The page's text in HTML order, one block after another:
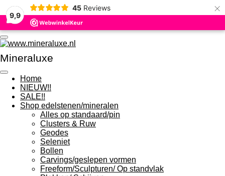
9,9
45 Reviews ×
Ga
direct
naar
de
hoofdinhoud
Mineraluxe
Home
NIEUW!!
SALE!!
Shop edelstenen/mineralen
Alles op standaard/pin
Clusters & Ruw
Geodes
Seleniet
Bollen
Carvings/geslepen vormen
Freeform/Sculpturen/ Op standvlak